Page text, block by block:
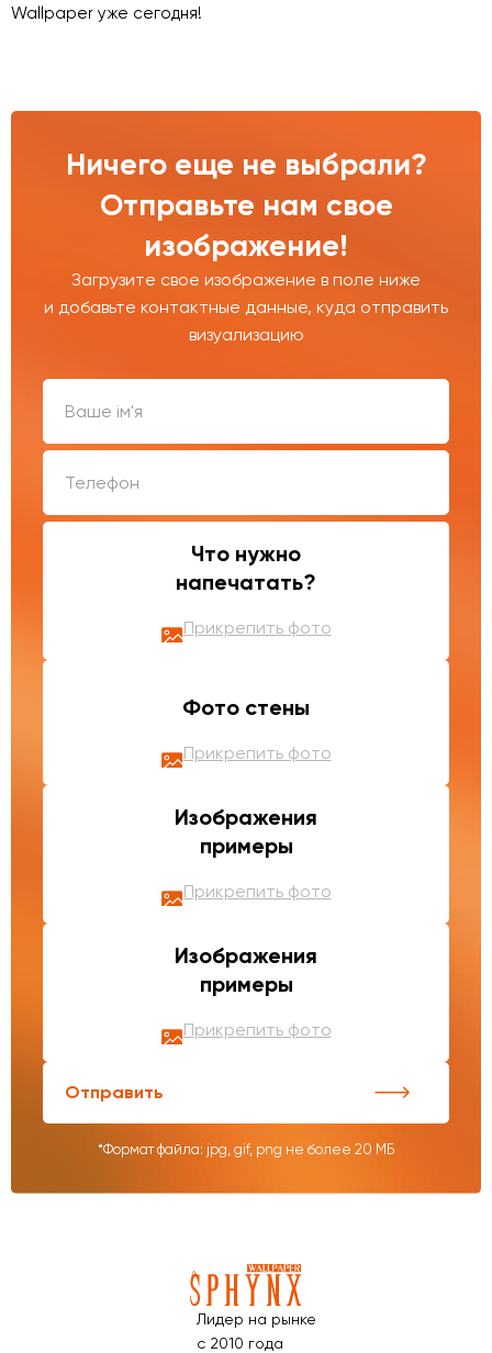
Wallpaper уже сегодня!
Ничего еще не выбрали?
Отправьте нам свое
изображение!
Загрузите свое изображение в поле ниже
и добавьте контактные данные, куда отправить
визуализацию
Что нужно
напечатать?
Прикрепить фото
Фото стены
Прикрепить фото
Изображения
примеры
Прикрепить фото
Изображения
примеры
Прикрепить фото
Отправить
*Формат файла: jpg, gif, png не более 20 МБ
Лидер на рынке
с 2010 года